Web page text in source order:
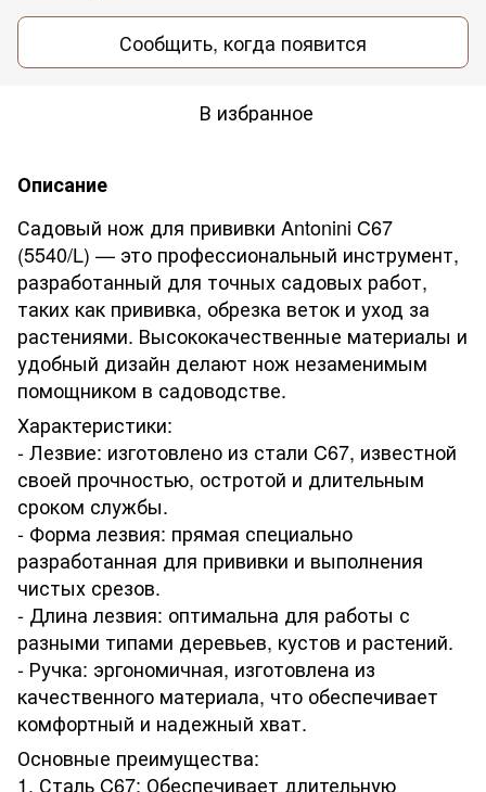
Сообщить, когда появится
В избранное
Описание
Садовый нож для прививки Antonini C67
(5540/L) — это профессиональный инструмент,
разработанный для точных садовых работ,
таких как прививка, обрезка веток и уход за
растениями. Высококачественные материалы и
удобный дизайн делают нож незаменимым
помощником в садоводстве.
Характеристики:
- Лезвие: изготовлено из стали C67, известной
своей прочностью, остротой и длительным
сроком службы.
- Форма лезвия: прямая специально
разработанная для прививки и выполнения
чистых срезов.
- Длина лезвия: оптимальна для работы с
разными типами деревьев, кустов и растений.
- Ручка: эргономичная, изготовлена ​​из
качественного материала, что обеспечивает
комфортный и надежный хват.
Основные преимущества:
1. Сталь C67: Обеспечивает длительную